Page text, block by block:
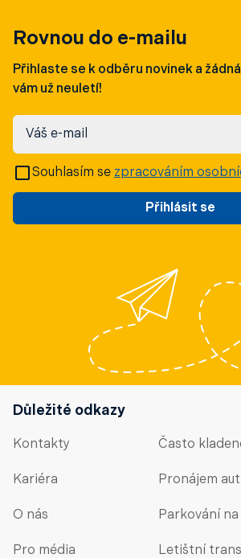
Rovnou do e-mailu
Přihlaste se k odběru novinek a
vám už neuletí!
Váš e-mail
Přihlásit se
Souhlasím se zpracováním
Důležité odkazy
Kontakty
Kariéra
O nás
Pro média
Často
Pronájem aut
Parkování
Letištní